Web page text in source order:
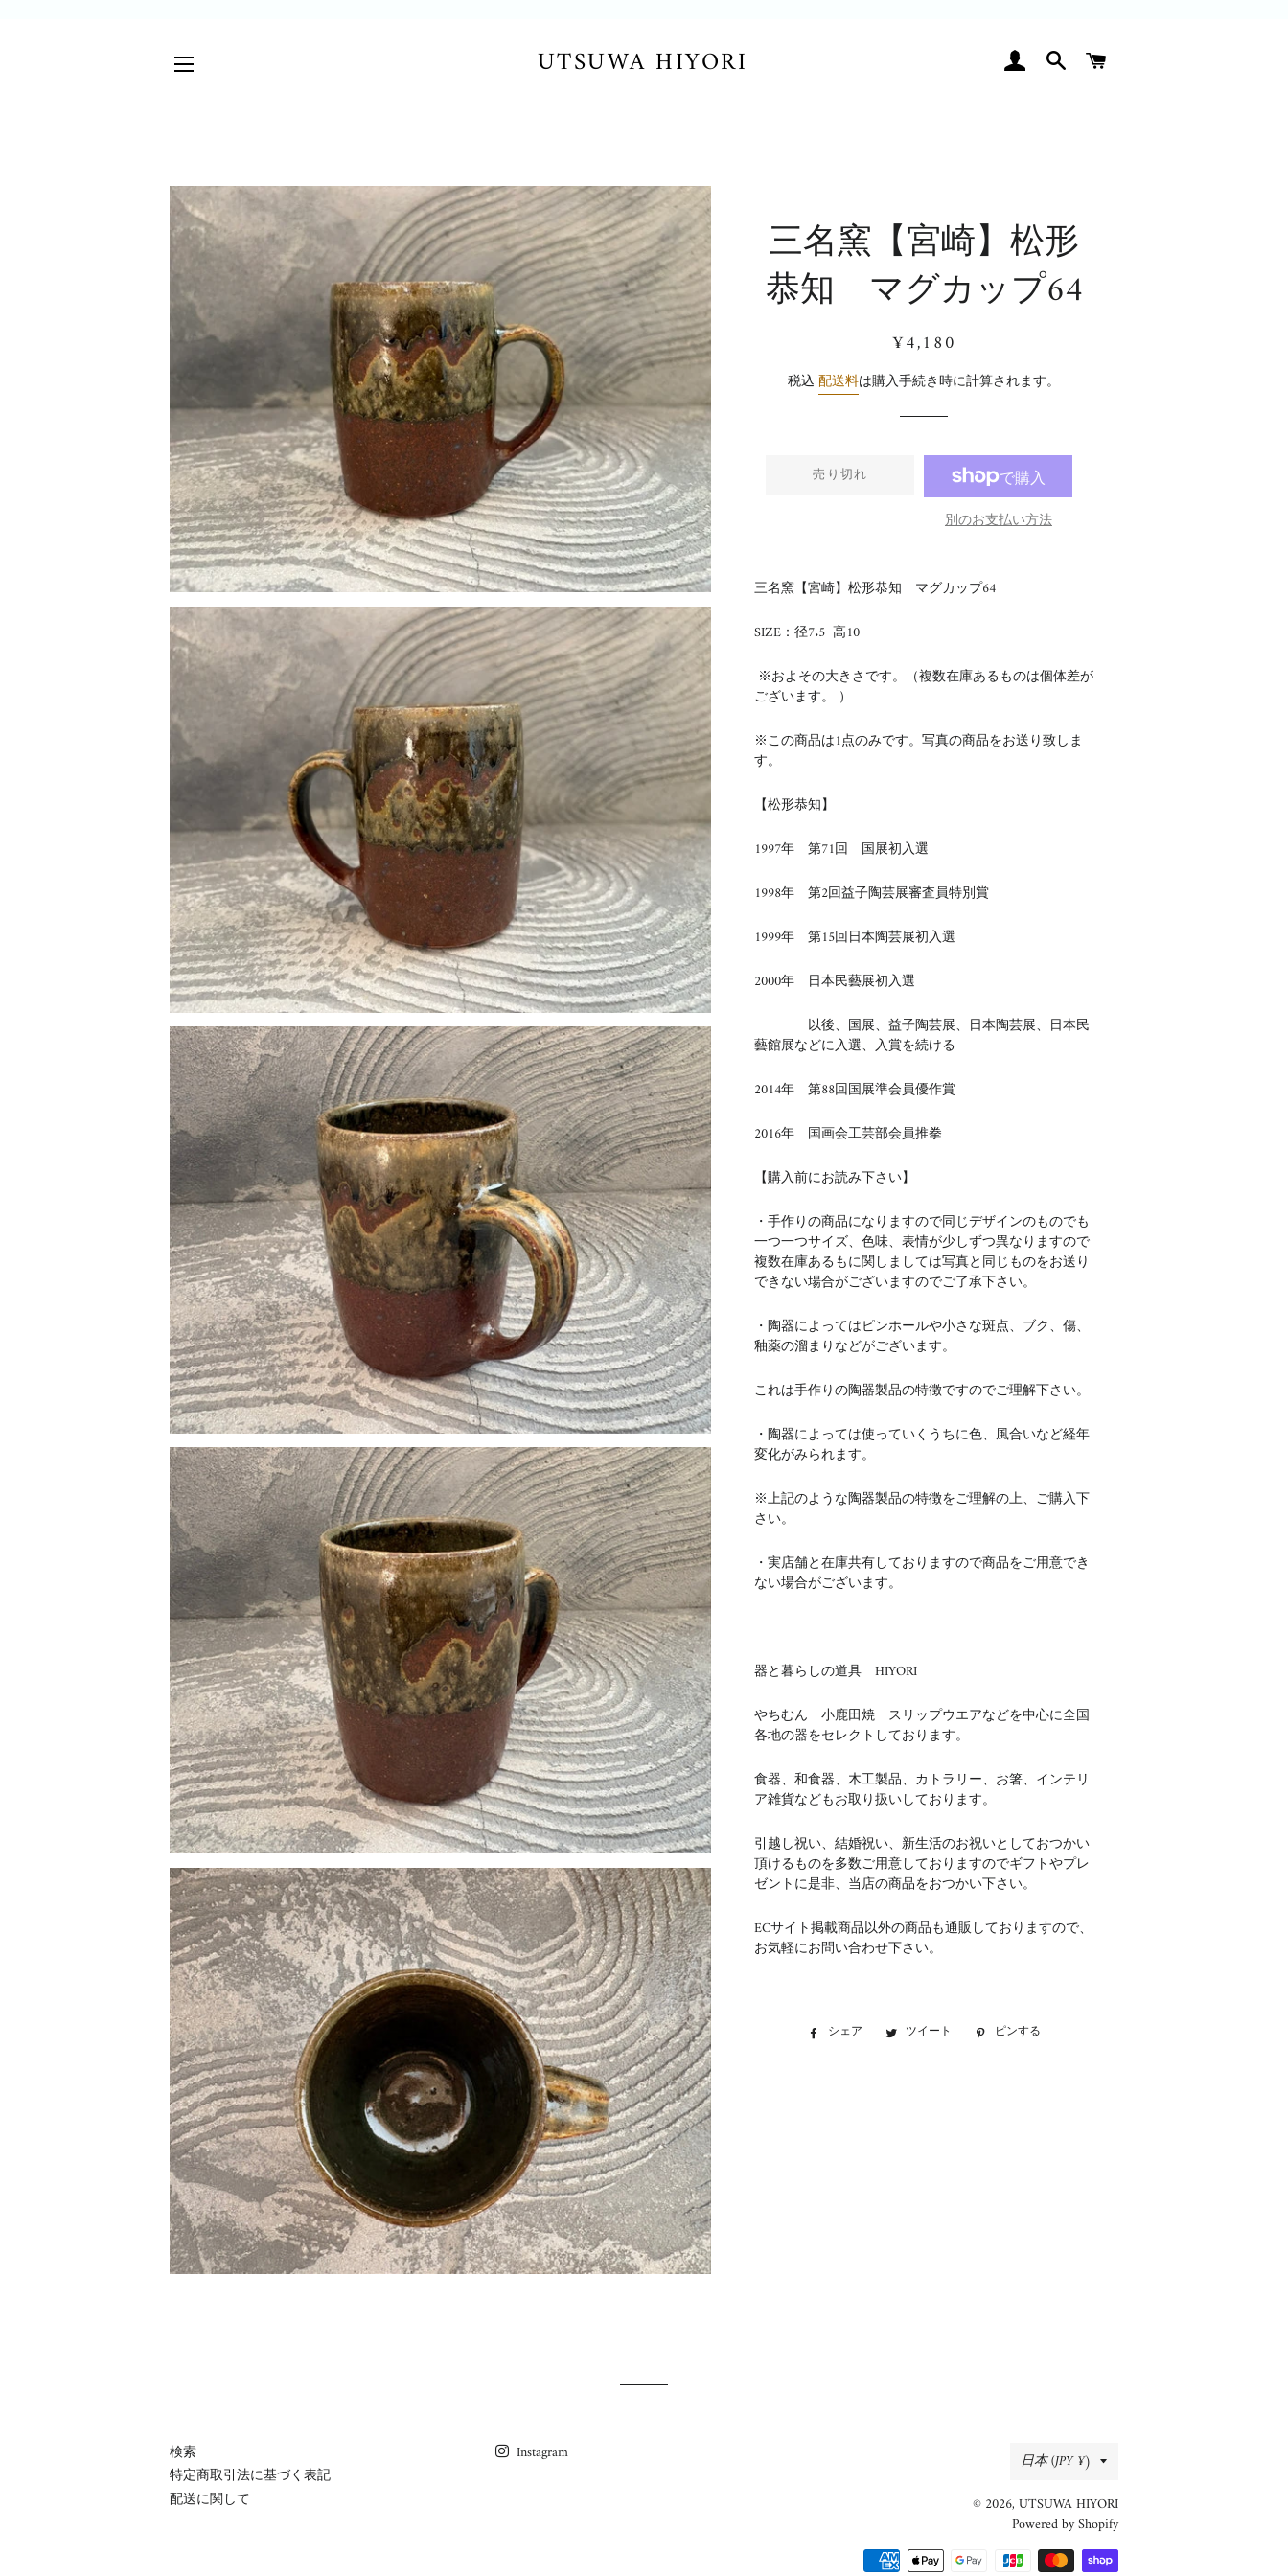
UTSUWA HIYORI ログイン検索
三名窯【宮崎】松形
恭知 マグカップ64
通
価
販
価
¥4,180
税込配送料は購入手続き時に計算されます。
売り切れ
別のお支払い方法
三名窯【宮崎】松形恭知 マグカップ64
SIZE：径7.5 高10
※およその大きさです。（複数在庫あるものは個体差が
ございます。 ）
※この商品は1点のみです。写真の商品をお送り致しま
す。
【松形恭知】
1997年 第71回 国展初入選
1998年 第2回益子陶芸展審査員特別賞
1999年 第15回日本陶芸展初入選
2000年 日本民藝展初入選
以後、国展、益子陶芸展、日本陶芸展、日本民
藝館展などに入選、入賞を続ける
2014年 第88回国展準会員優作賞
2016年 国画会工芸部会員推拳
【購入前にお読み下さい】
・手作りの商品になりますので同じデザインのものでも
一つ一つサイズ、色味、表情が少しずつ異なりますので
複数在庫あるもに関しましては写真と同じものをお送り
できない場合がございますのでご了承下さい。
・陶器によってはピンホールや小さな斑点、ブク、傷、
釉薬の溜まりなどがございます。
これは手作りの陶器製品の特徴ですのでご理解下さい。
・陶器によっては使っていくうちに色、風合いなど経年
変化がみられます。
※上記のような陶器製品の特徴をご理解の上、ご購入下
さい。
・実店舗と在庫共有しておりますので商品をご用意でき
ない場合がございます。
器と暮らしの道具 HIYORI
やちむん 小鹿田焼 スリップウエアなどを中心に全国
各地の器をセレクトしております。
食器、和食器、木工製品、カトラリー、お箸、インテリ
ア雑貨などもお取り扱いしております。
引越し祝い、結婚祝い、新生活のお祝いとしておつかい
頂けるものを多数ご用意しておりますのでギフトやプレ
ゼントに是非、当店の商品をおつかい下さい。
ECサイト掲載商品以外の商品も通販しておりますので、
お気軽にお問い合わせ下さい。
シェア
Facebookツイート
Twitter ピンする
検索
特定商取引法に基づく表記
配送に関して
Instagram 国/
地
域
日本 (JPY ¥)
© 2026, UTSUWA HIYORI
Powered by Shopify
決